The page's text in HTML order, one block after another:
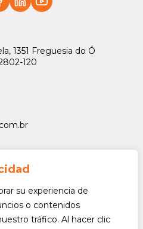
su experiencia de
o contenidos
tráfico. Al hacer clic
1351 Freguesia do Ó
120
Reembolso